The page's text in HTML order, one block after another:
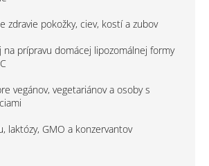
zdravie pokožky, ciev, kostí a zubov
na prípravu domácej lipozomálnej formy
vegánov, vegetariánov a osoby s
laktózy, GMO a konzervantov